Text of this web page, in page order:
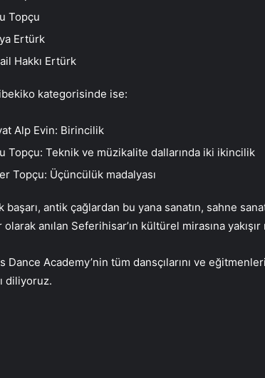
Topçu
Ertürk
Hakkı Ertürk
kategorisinde ise:
Alp Evin: Birincilik
Topçu: Teknik ve müzikalite dallarında iki ikincilik
Topçu: Üçüncülük madalyası
başarı, antik çağlardan bu yana sanatın, sahne
anılan Seferihisar’ın kültürel mirasına
Dance Academy’nin tüm dansçılarını ve
diliyoruz.